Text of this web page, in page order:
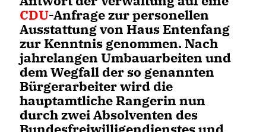
CDU-Anfrage zur personellen
Ausstattung von Haus Entenfang
zur Kenntnis genommen. Nach
jahrelangen Umbauarbeiten und
dem Wegfall der so genannten
Bürgerarbeiter wird die
hauptamtliche Rangerin nun
durch zwei Absolventen des